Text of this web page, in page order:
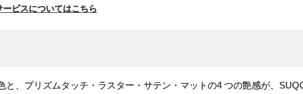
ビスについてはこちら
と、プリズムタッチ・ラスター・サテン・マットの4 つの艶感が、